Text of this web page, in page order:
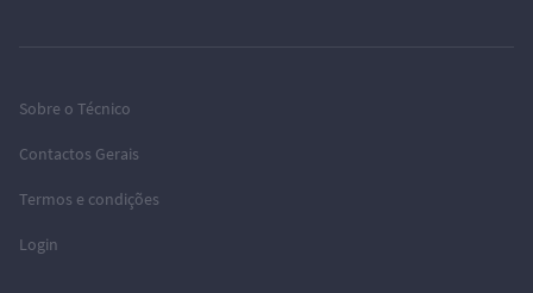
Sobre o Técnico
Contactos Gerais
Termos e condições
Login